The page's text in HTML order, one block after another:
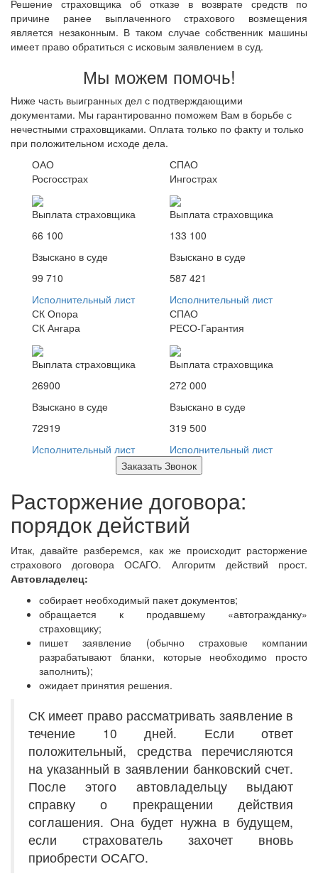
Решение страховщика об отказе в возврате средств по
причине ранее выплаченного страхового возмещения
является незаконным. В таком случае собственник машины
имеет право обратиться с исковым заявлением в суд.
Мы можем помочь!
Ниже часть выигранных дел с подтверждающими
документами. Мы гарантированно поможем Вам в борьбе с
нечестными страховщиками. Оплата только по факту и только
при положительном исходе дела.
ОАО
Росгосстрах
Выплата страховщика
66 100
Взыскано в суде
99 710
Исполнительный лист
СПАО
Ингострах
Выплата страховщика
133 100
Взыскано в суде
587 421
Исполнительный лист
СК Опора
СК Ангара
Выплата страховщика
26900
Взыскано в суде
72919
Исполнительный лист
СПАО
РЕСО-Гарантия
Выплата страховщика
272 000
Взыскано в суде
319 500
Исполнительный лист
Заказать Звонок
Расторжение договора:
порядок действий
Итак, давайте разберемся, как же происходит расторжение
страхового договора ОСАГО. Алгоритм действий прост.
Автовладелец:
собирает необходимый пакет документов;
обращается к продавшему «автогражданку»
страховщику;
пишет заявление (обычно страховые компании
разрабатывают бланки, которые необходимо просто
заполнить);
ожидает принятия решения.
СК имеет право рассматривать заявление в
течение 10 дней. Если ответ
положительный, средства перечисляются
на указанный в заявлении банковский счет.
После этого автовладельцу выдают
справку о прекращении действия
соглашения. Она будет нужна в будущем,
если страхователь захочет вновь
приобрести ОСАГО.